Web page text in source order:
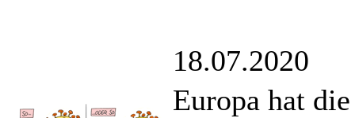
18.07.2020
Europa hat